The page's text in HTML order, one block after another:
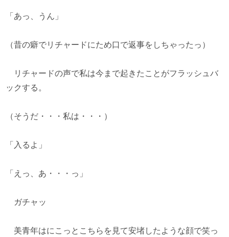
「あっ、うん」
（昔の癖でリチャードにため口で返事をしちゃったっ）
リチャードの声で私は今まで起きたことがフラッシュバ
ックする。
（そうだ・・・私は・・・）
「入るよ」
「えっ、あ・・・っ」
ガチャッ
美青年はにこっとこちらを見て安堵したような顔で笑っ